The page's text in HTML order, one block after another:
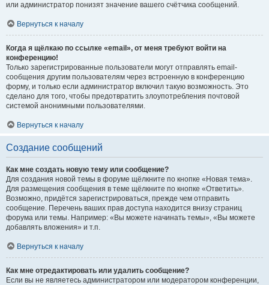
или администратор понизят значение вашего счётчика сообщений.
Вернуться к началу
Когда я щёлкаю по ссылке «email», от меня требуют войти на
конференцию!
Только зарегистрированные пользователи могут отправлять email-
сообщения другим пользователям через встроенную в конференцию
форму, и только если администратор включил такую возможность. Это
сделано для того, чтобы предотвратить злоупотребления почтовой
системой анонимными пользователями.
Вернуться к началу
Создание сообщений
Как мне создать новую тему или сообщение?
Для создания новой темы в форуме щёлкните по кнопке «Новая тема».
Для размещения сообщения в теме щёлкните по кнопке «Ответить».
Возможно, придётся зарегистрироваться, прежде чем отправить
сообщение. Перечень ваших прав доступа находится внизу страниц
форума или темы. Например: «Вы можете начинать темы», «Вы можете
добавлять вложения» и т.п.
Вернуться к началу
Как мне отредактировать или удалить сообщение?
Если вы не являетесь администратором или модератором конференции,